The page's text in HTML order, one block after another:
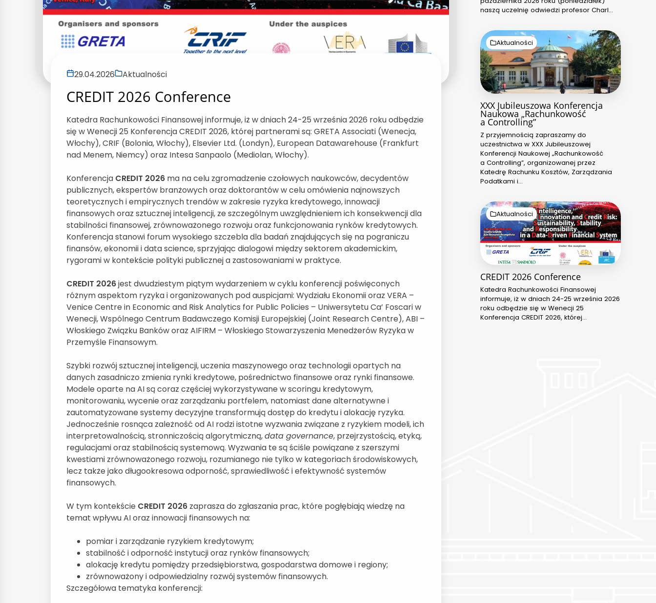
CREDIT 2026 Conference
29.04.2026 Aktualności
Katedra Rachunkowości Finansowej informuje, iż w dniach 24-25 września 2026 roku odbędzie
się w Wenecji 25 Konferencja CREDIT 2026, której partnerami są: GRETA Associati (Wenecja,
Włochy), CRIF (Bolonia, Włochy), Elsevier Ltd. (Londyn), European Datawarehouse (Frankfurt
nad Menem, Niemcy) oraz Intesa Sanpaolo (Mediolan, Włochy).
Konferencja CREDIT 2026 ma na celu zgromadzenie czołowych naukowców, decydentów
publicznych, ekspertów branżowych oraz doktorantów w celu omówienia najnowszych
teoretycznych i empirycznych trendów w zakresie ryzyka kredytowego, innowacji
finansowych oraz sztucznej inteligencji, ze szczególnym uwzględnieniem ich konsekwencji dla
stabilności finansowej, zrównoważonego rozwoju oraz funkcjonowania rynków kredytowych.
Konferencja stanowi forum wysokiego szczebla dla badań znajdujących się na pograniczu
finansów, ekonomii i data science, sprzyjając dialogowi między sektorem akademickim,
rygorami w kontekście polityki publicznej a zastosowaniami w praktyce.
CREDIT 2026jest dwudziestym piątym wydarzeniem w cyklu konferencji poświęconych
różnym aspektom ryzyka i organizowanych pod auspicjami: Wydziału Ekonomii oraz VERA –
Venice Centre in Economic and Risk Analytics for Public Policies – Uniwersytetu Ca’ Foscari w
Wenecji, Wspólnego Centrum Badawczego Komisji Europejskiej (Joint Research Centre), ABI –
Włoskiego Związku Banków oraz AIFIRM – Włoskiego Stowarzyszenia Menedżerów Ryzyka w
Przemyśle Finansowym.
Szybki rozwój sztucznej inteligencji, uczenia maszynowego oraz technologii opartych na
danych zasadniczo zmienia rynki kredytowe, pośrednictwo finansowe oraz rynki finansowe.
Modele oparte na AI są coraz częściej wykorzystywane w scoringu kredytowym,
monitorowaniu, wycenie oraz zarządzaniu portfelem, natomiast dane alternatywne i
zautomatyzowane systemy decyzyjne transformują dostęp do kredytu i alokację ryzyka.
Jednocześnie rosnąca zależność od AI rodzi istotne wyzwania związane z ryzykiem modeli, ich
interpretowalnością, stronniczością algorytmiczną,data governance, przejrzystością, etyką,
regulacjami oraz stabilnością systemową. Wyzwania te są ściśle powiązane z szerszymi
kwestiami zrównoważonego rozwoju, rozumianego nie tylko w kategoriach środowiskowych,
lecz także jako długookresowa odporność, sprawiedliwość i efektywność systemów
finansowych.
W tym kontekście CREDIT 2026 zaprasza do zgłaszania prac, które pogłębiają wiedzę na
temat wpływu AI oraz innowacji finansowych na:
pomiar i zarządzanie ryzykiem kredytowym;
stabilność i odporność instytucji oraz rynków finansowych;
alokację kredytu pomiędzy przedsiębiorstwa, gospodarstwa domowe i regiony;
zrównoważony i odpowiedzialny rozwój systemów finansowych.
Szczegółowa tematyka konferencji:
naszą uczelnię odwiedzi profesor Charl…
XXX Jubileuszowa Konferencja
Naukowa „Rachunkowość
a Controlling”
Z przyjemnością zapraszamy do
uczestnictwa w XXX Jubileuszowej
Konferencji Naukowej „Rachunkowość
a Controlling”, organizowanej przez
Katedrę Rachunku Kosztów, Zarządzania
Podatkami i…
Aktualności
CREDIT 2026 Conference
Katedra Rachunkowości Finansowej
informuje, iż w dniach 24-25 września 2026
roku odbędzie się w Wenecji 25
Konferencja CREDIT 2026, której…
Aktualności